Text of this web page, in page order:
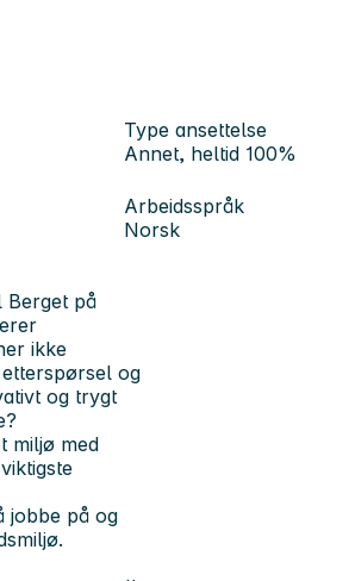
Type ansettelse
Annet, heltid 100%
Arbeidsspråk
Norsk
Berget på
ikke
og
og trygt
miljø med
jobbe på og